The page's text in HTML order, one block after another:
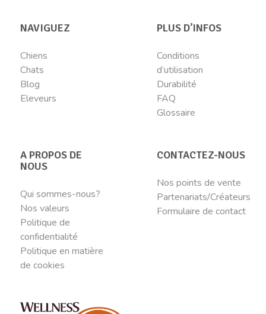
NAVIGUEZ
Chiens
Chats
Blog
Eleveurs
PLUS D’INFOS
Conditions
d’utilisation
Durabilité
FAQ
Glossaire
A PROPOS DE
NOUS
Qui sommes-nous?
Nos valeurs
Politique de
confidentialité
Politique en matière
de cookies
CONTACTEZ-NOUS
Nos points de vente
Partenariats/Créateurs
Formulaire de contact